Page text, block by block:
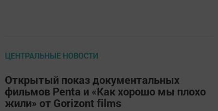
ЦЕНТРАЛЬНЫЕ НОВОСТИ
Открытый показ документальных
фильмов Penta и «Как хорошо мы плохо
жили» от Gorizont films